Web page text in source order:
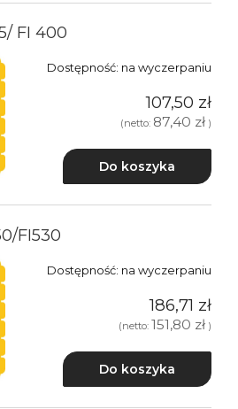
FI 400
Dostępność: na wyczerpaniu
107,50 zł
(netto: 87,40 zł )
Do koszyka
FI530
Dostępność: na wyczerpaniu
186,71 zł
(netto: 151,80 zł )
Do koszyka